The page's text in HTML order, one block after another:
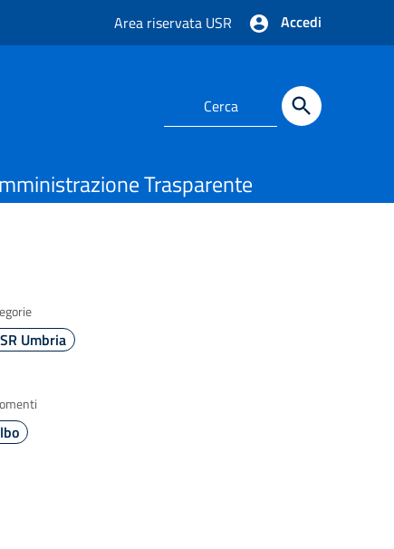
Area riservata USR Accedi
Trasparente
Umbria